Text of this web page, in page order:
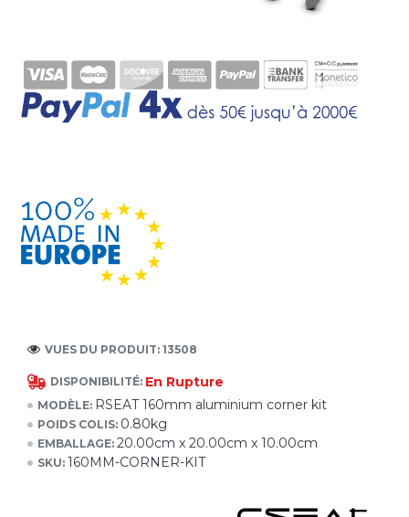
DISPONIBILITÉ: En Rupture
MODÈLE: RSEAT 160mm aluminium corner kit
POIDS COLIS: 0.80kg
EMBALLAGE: 20.00cm x 20.00cm x 10.00cm
SKU: 160MM-CORNER-KIT
VUES DU PRODUIT: 13508